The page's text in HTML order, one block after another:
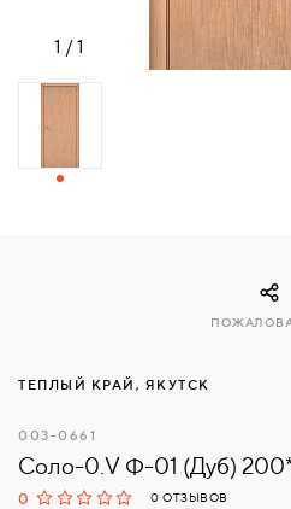
СТАТЬИ
НАМИ
1 /1
ТЕПЛЫЙ КРАЙ, ЯКУТСК
003-0661
Соло-0.V Ф-01 (Дуб)
0 0 ОТЗЫВОВ